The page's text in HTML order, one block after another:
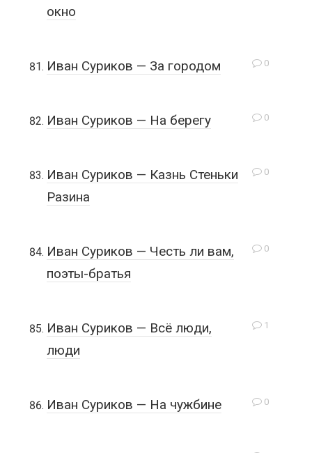
окно
0
Иван Суриков — За городом
0
Иван Суриков — На берегу
0
Иван Суриков — Казнь Стеньки
Разина
0
Иван Суриков — Честь ли вам,
поэты-братья
1
Иван Суриков — Всё люди,
люди
0
Иван Суриков — На чужбине